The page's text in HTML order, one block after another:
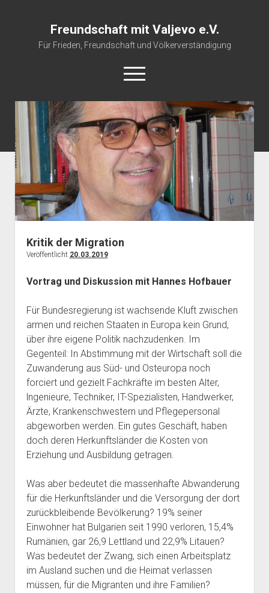
Freundschaft mit Valjevo e.V.
Für Frieden, Freundschaft und Völkerverständigung
open
menu
Startseite
Veranstaltungskalender
Über uns
Impressum
Kritik der Migration
Veröffentlicht 20.03.2019
Vortrag und Diskussion mit Hannes Hofbauer
Für Bundesregierung ist wachsende Kluft zwischen
armen und reichen Staaten in Europa kein Grund,
über ihre eigene Politik nachzudenken. Im
Gegenteil: In Abstimmung mit der Wirtschaft soll die
Zuwanderung aus Süd- und Osteuropa noch
forciert und gezielt Fachkräfte im besten Alter,
lngenieure, Techniker, IT-Spezialisten, Handwerker,
Ärzte, Krankenschwestern und Pflegepersonal
abgeworben werden. Ein gutes Geschäft, haben
doch deren Herkunftsländer die Kosten von
Erziehung und Ausbildung getragen.
Was aber bedeutet die massenhafte Abwanderung
für die Herkunftsländer und die Versorgung der dort
zurückbleibende Bevölkerung? 19% seiner
Einwohner hat Bulgarien seit 1990 verloren, 15,4%
Rumänien, gar 26,9 Lettland und 22,9% Litauen?
Was bedeutet der Zwang, sich einen Arbeitsplatz
im Ausland suchen und die Heimat verlassen
müssen, für die Migranten und ihre Familien?